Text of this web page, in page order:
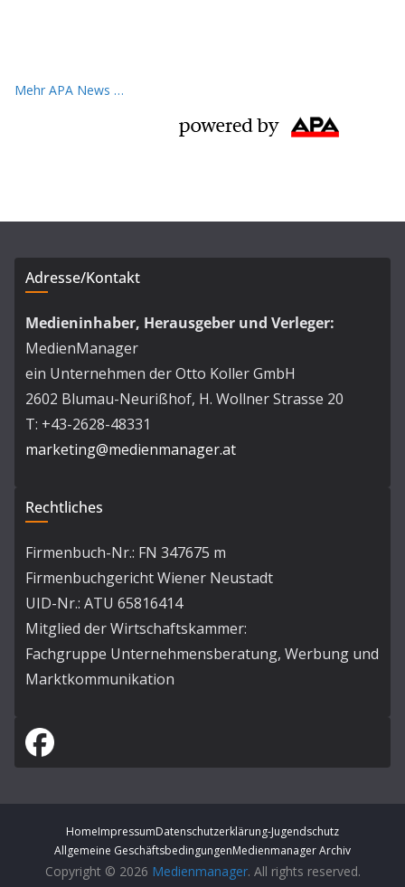
Mehr APA News …
Adresse/Kontakt
Medieninhaber, Herausgeber und Verleger:
MedienManager
ein Unternehmen der Otto Koller GmbH
2602 Blumau-Neurißhof, H. Wollner Strasse 20
T: +43-2628-48331
marketing@medienmanager.at
Rechtliches
Firmenbuch-Nr.: FN 347675 m
Firmenbuchgericht Wiener Neustadt
UID-Nr.: ATU 65816414
Mitglied der Wirtschaftskammer:
Fachgruppe Unternehmensberatung, Werbung und
Marktkommunikation
HomeImpressumDatenschutzerklärung-Jugendschutz
Allgemeine GeschäftsbedingungenMedienmanager Archiv
Copyright © 2026 Medienmanager. All rights reserved.